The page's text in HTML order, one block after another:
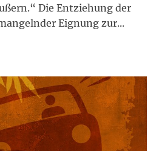
Die Entziehung der
Eignung zur...